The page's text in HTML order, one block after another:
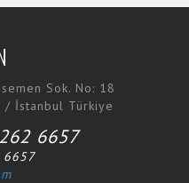
Sok. No: 18
/ İstanbul Türkiye
6657
6657